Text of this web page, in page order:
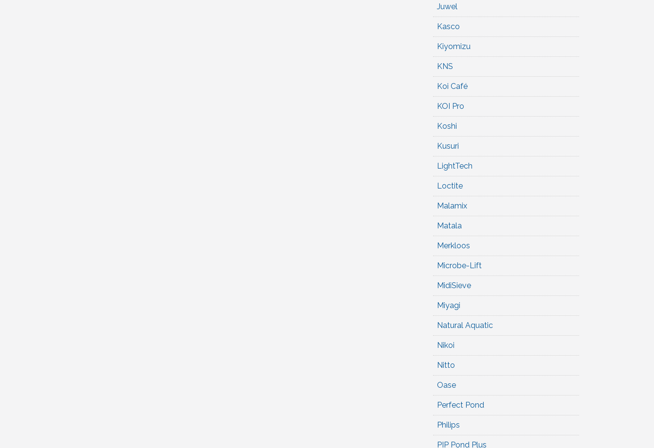
Juwel
Kasco
Kiyomizu
KNS
Koi Café
KOI Pro
Koshi
Kusuri
LightTech
Loctite
Malamix
Matala
Merkloos
Microbe-Lift
MidiSieve
Miyagi
Natural Aquatic
Nikoi
Nitto
Oase
Perfect Pond
Philips
PIP Pond Plus